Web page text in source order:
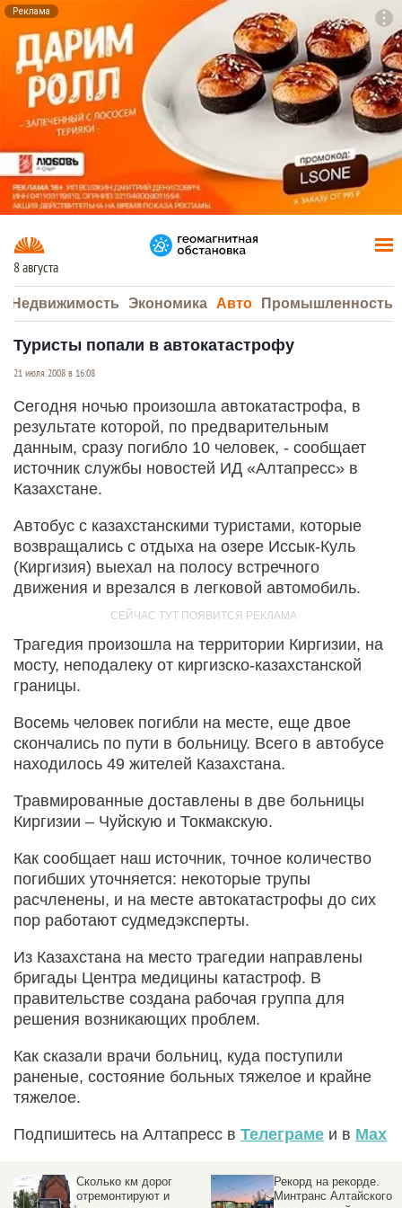
Реклама
8 августа
Недвижимость Экономика Авто Промышленность
Туристы попали в автокатастрофу
21 июля 2008 в 16:08
Сегодня ночью произошла автокатастрофа, в
результате которой, по предварительным
данным, сразу погибло 10 человек, - сообщает
источник службы новостей ИД «Алтапресс» в
Казахстане.
Автобус с казахстанскими туристами, которые
возвращались с отдыха на озере Иссык-Куль
(Киргизия) выехал на полосу встречного
движения и врезался в легковой автомобиль.
Трагедия произошла на территории Киргизии, на
мосту, неподалеку от киргизско-казахстанской
границы.
Восемь человек погибли на месте, еще двое
скончались по пути в больницу. Всего в автобусе
находилось 49 жителей Казахстана.
Травмированные доставлены в две больницы
Киргизии – Чуйскую и Токмакскую.
Как сообщает наш источник, точное количество
погибших уточняется: некоторые трупы
расчленены, и на месте автокатастрофы до сих
пор работают судмедэксперты.
Из Казахстана на место трагедии направлены
бригады Центра медицины катастроф. В
правительстве создана рабочая группа для
решения возникающих проблем.
Как сказали врачи больниц, куда поступили
раненые, состояние больных тяжелое и крайне
тяжелое.
Подпишитесь на Алтапресс в Телеграме и в Max
Сколько км дорог
отремонтируют и
Рекорд на рекорде.
Минтранс Алтайского